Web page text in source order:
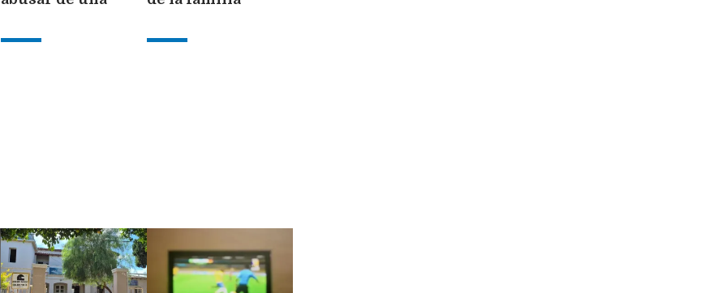
su teléfono
inquilinos estaban